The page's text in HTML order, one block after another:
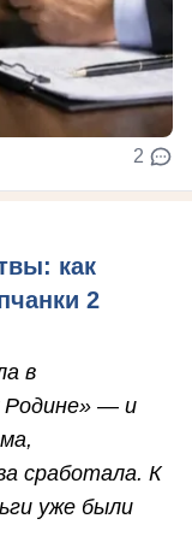
2
как
2
в
Родине» — и
сработала. К
уже были